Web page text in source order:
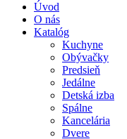
Úvod
O nás
Katalóg
Kuchyne
Obývačky
Predsieň
Jedálne
Detská izba
Spálne
Kancelária
Dvere